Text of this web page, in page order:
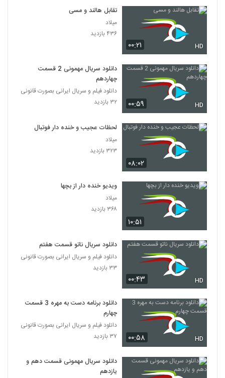
۰۰:۲۱ HD
تقابل هالند و مسی
میلاد
۴۳۶ بازدید
۰۰:۵۹ HD
دانلود سریال مهمونی 2 قسمت
چهاردهم
دانلود فیلم و سریال ایرانی بصورت قانونی
۳۲ بازدید
۰۸:۰۲
لحظات عجیب و خنده دار فوتبال
میلاد
۳۲۳ بازدید
۱۰:۵۱
ویدیو خنده دار از بچها
میلاد
۳۶۸ بازدید
۰۰:۴۳ HD
دانلود سریال ناتو قسمت هفتم
دانلود فیلم و سریال ایرانی بصورت قانونی
۳۳ بازدید
۰۰:۵۸ HD
دانلود برنامه دست به مهره 3 قسمت
چهارم
دانلود فیلم و سریال ایرانی بصورت قانونی
۳۷ بازدید
دانلود سریال مهمونی قسمت دهم و
یازدهم